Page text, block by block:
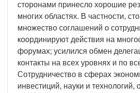
сторонами принесло хорошие
многих областях. В частности,
множество соглашений о
координируют действия на
форумах; усилился обмен
контакты на всех уровнях и по
Сотрудничество в сферах
инвестиций, науки и технологий,